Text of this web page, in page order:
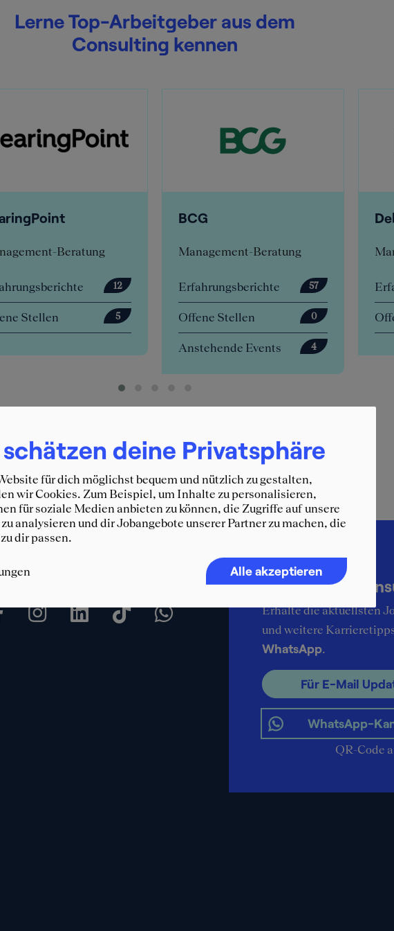
Lerne Top-Arbeitgeber aus dem
Consulting kennen
Beratung Management-Beratung
Erfahrungsberichte 57
Offene Stellen
Anstehende Events
Deloitte
Offene
Immer up-to-date
SQUEAKER
Erhalte die aktuellsten
und weitere
WhatsApp.
Für E-Mail
WhatsApp-
QR-Code
deine Privatsphäre
für dich möglichst bequem und nützlich zu gestalten,
wir Cookies. Zum Beispiel, um Inhalte zu personalisieren,
für soziale Medien anbieten zu können, die Zugriffe auf unsere
analysieren und dir Jobangebote unserer Partner zu machen, die
dir passen.
Alle akzeptieren